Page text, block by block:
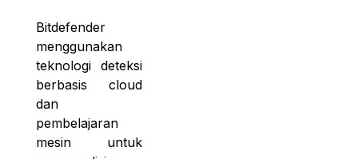
Bitdefender
menggunakan
teknologi deteksi
berbasis cloud
dan
pembelajaran
mesin untuk